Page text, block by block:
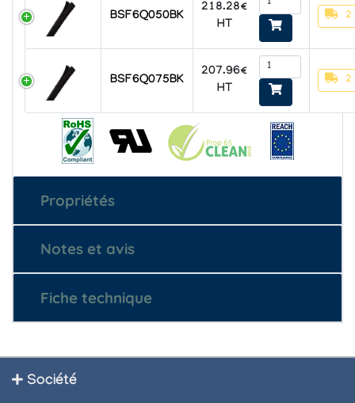
BSF6Q050BK
218.28€
HT
2
BSF6Q075BK
207.96€
HT
2
Propriétés
Notes et avis
Fiche technique
Société